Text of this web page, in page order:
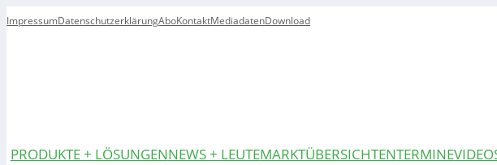
ImpressumDatenschutzerklärungAboKontaktMediadatenDownload
PRODUKTE + LÖSUNGENNEWS + LEUTEMARKTÜBERSICHTENTERMINE